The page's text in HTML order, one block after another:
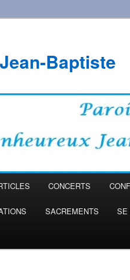
Baptiste
CONCERTS CONF
SACREMENTS SE